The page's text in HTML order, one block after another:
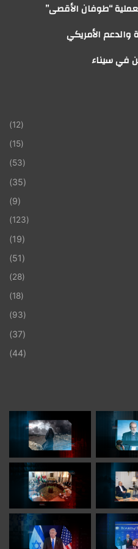
“طوفان الأقصى”
والدعم الأمريكي
في سيناء
(12)
(15)
(53)
(35)
(9)
(123)
(19)
(51)
(28)
(18)
(93)
(37)
(44)